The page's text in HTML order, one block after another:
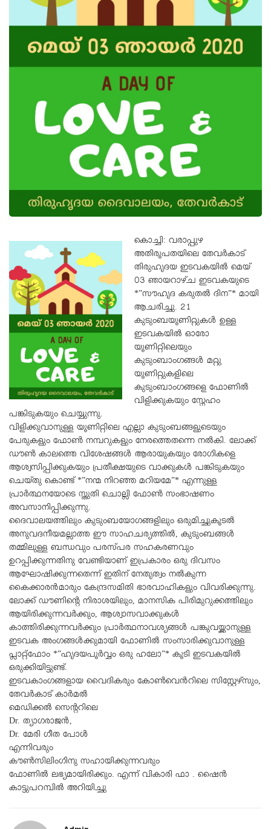
കൊച്ചി: വരാപ്പുഴ
അതിരൂപതയിലെ തേവർകാട്
തിരുഹൃദയ ഇടവകയിൽ മെയ്
03 ഞായറാഴ്ച ഇടവകയുടെ
*”സൗഹൃദ കരുതൽ ദിന”* മായി
ആചരിച്ചു. 21
കുടുംബയൂണിറ്റുകൾ ഉള്ള
ഇടവകയിൽ ഓരോ
യൂണിറ്റിലെയും
കുടുംബാംഗങ്ങൾ മറ്റു
യൂണിറ്റുകളിലെ
കുടുംബാംഗങ്ങളെ ഫോണിൽ
വിളിക്കുകയും സ്നേഹം
പങ്കിടുകയും ചെയ്യുന്നു.
വിളിക്കുവാനുള്ള യൂണിറ്റിലെ എല്ലാ കുടുംബങ്ങളുടെയും
പേരുകളും ഫോൺ നമ്പറുകളും നേരത്തെതന്നെ നൽകി. ലോക്ക്
ഡൗൺ കാലത്തെ വിശേഷങ്ങൾ ആരായുകയും രോഗികളെ
ആശ്വസിപ്പിക്കുകയും പ്രതീക്ഷയുടെ വാക്കുകൾ പങ്കിടുകയും
ചെയ്തു കൊണ്ട് *”നന്മ നിറഞ്ഞ മറിയമേ”* എന്നുള്ള
പ്രാർത്ഥനയോടെ സ്തുതി ചൊല്ലി ഫോൺ സംഭാഷണം
അവസാനിപ്പിക്കുന്നു.
ദൈവാലയത്തിലും കുടുംബയോഗങ്ങളിലും ഒരുമിച്ചുകൂടൽ
അനുവദനീയമല്ലാത്ത ഈ സാഹചര്യത്തിൽ, കുടുംബങ്ങൾ
തമ്മിലുള്ള ബന്ധവും പരസ്പര സഹകരണവും
ഉറപ്പിക്കുന്നതിനു വേണ്ടിയാണ് ഇപ്രകാരം ഒരു ദിവസം
ആഘോഷിക്കുന്നതെന്ന് ഇതിന് നേതൃത്വം നൽകുന്ന
കൈക്കാരൻമാരും കേന്ദ്രസമിതി ഭാരവാഹികളും വിവരിക്കുന്നു.
ലോക്ക് ഡൗണിൻ്റെ നിരാശയിലും, മാനസിക പിരിമുറുക്കത്തിലും
ആയിരിക്കുന്നവർക്കും, ആശ്വാസവാക്കുകൾ
കാത്തിരിക്കുന്നവർക്കും പ്രാർത്ഥനാവശ്യങ്ങൾ പങ്കുവയ്ക്കാനുള്ള
ഇടവക അംഗങ്ങൾക്കുമായി ഫോണിൽ സംസാരിക്കുവാനുള്ള
പ്ലാറ്റ്ഫോം *”ഹൃദയപൂർവ്വം ഒരു ഹലോ”* കൂടി ഇടവകയിൽ
ഒരുക്കിയിട്ടുണ്ട്.
ഇടവകാംഗങ്ങളായ വൈദികരും കോൺവെൻറിലെ സിസ്റ്റേഴ്സും,
തേവർകാട് കാർമൽ
മെഡിക്കൽ സെൻ്ററിലെ
Dr. ത്യാഗരാജൻ,
Dr. മേരി ഗീത പോൾ
എന്നിവരും
കൗൺസിലിംഗിനു സഹായിക്കുന്നവരും
ഫോണിൽ ലഭ്യമായിരിക്കും. എന്ന് വികാരി ഫാ . ഷൈൻ
കാട്ടുപറമ്പിൽ അറിയിച്ചു